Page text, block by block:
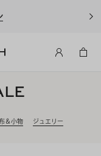
＆小物 ジュエリー